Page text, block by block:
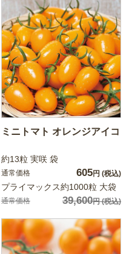
ミニトマト オレンジアイコ
約13粒 実咲 袋
通常価格 605円 (税込)
プライマックス約1000粒 大袋
通常価格 39,600円(税込)